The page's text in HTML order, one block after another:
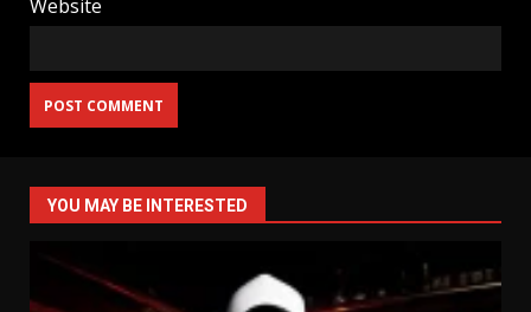
Website
YOU MAY BE INTERESTED